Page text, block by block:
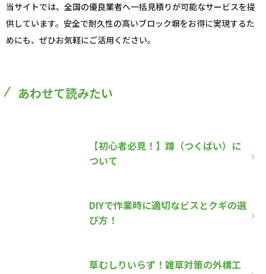
当サイトでは、全国の優良業者へ一括見積りが可能なサービスを提
供しています。安全で耐久性の高いブロック塀をお得に実現するた
めにも、ぜひお気軽にご活用ください。
あわせて読みたい
【初心者必見！】蹲（つくばい）に
ついて
DIYで作業時に適切なビスとクギの選
び方！
草むしりいらず！雑草対策の外構工